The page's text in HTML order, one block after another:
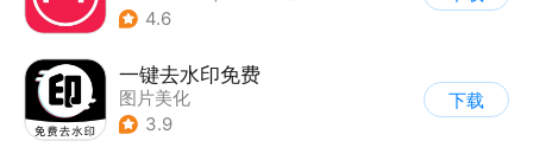
4.6
一键去水印免费
图片美化
3.9
下载